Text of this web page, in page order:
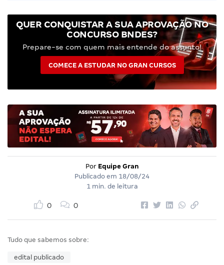
QUER CONQUISTAR A SUA APROVAÇÃO NO
CONCURSO BNDES?
Prepare-se com quem mais entende do assunto!
COMECE A ESTUDAR NO GRAN CURSOS
Por Equipe Gran
Publicado em 18/08/24
1 min. de leitura
0 0
Tudo que sabemos sobre:
edital publicado